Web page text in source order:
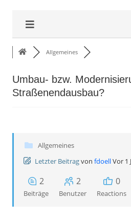
Allgemeines
Umbau- bzw.
Straßenendausbau?
Allgemeines
Letzter Beitragvon fdoellVor 1
2
Beiträge
2
Benutzer
0
Reactions